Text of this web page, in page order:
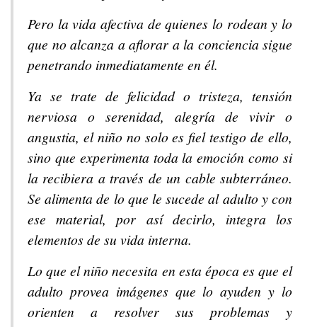
Pero la vida afectiva de quienes lo rodean y lo
que no alcanza a aflorar a la conciencia sigue
penetrando inmediatamente en él.
Ya se trate de felicidad o tristeza, tensión
nerviosa o serenidad, alegría de vivir o
angustia, el niño no solo es fiel testigo de ello,
sino que experimenta toda la emoción como si
la recibiera a través de un cable subterráneo.
Se alimenta de lo que le sucede al adulto y con
ese material, por así decirlo, integra los
elementos de su vida interna.
Lo que el niño necesita en esta época es que el
adulto provea imágenes que lo ayuden y lo
orienten a resolver sus problemas y